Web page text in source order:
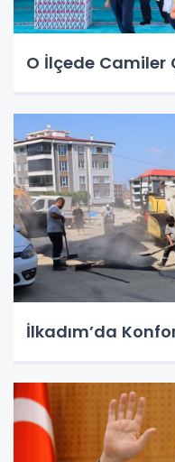
O İlçede Camiler
İlkadım’da